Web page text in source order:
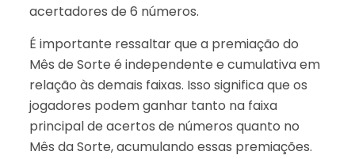
acertadores de 6 números.
É importante ressaltar que a premiação do
Mês de Sorte é independente e cumulativa em
relação às demais faixas. Isso significa que os
jogadores podem ganhar tanto na faixa
principal de acertos de números quanto no
Mês da Sorte, acumulando essas premiações.